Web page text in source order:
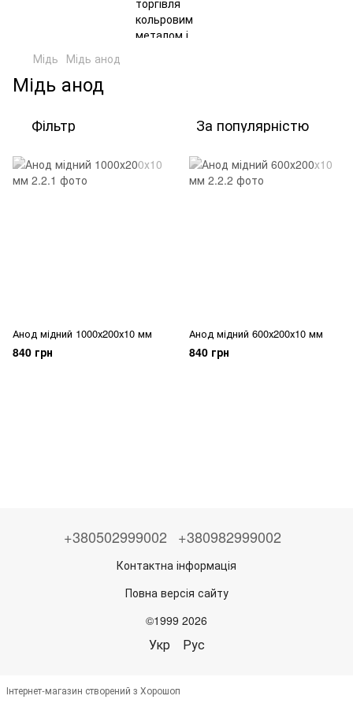
Мідь Мідь анод
Мідь анод
Фільтр За популярністю
Анод мідний 1000х200х10 мм
840 грн
Анод мідний 600х200х10 мм
840 грн
+380502999002 +380982999002
Контактна інформація
Повна версія сайту
©1999 2026
Укр Рус
Інтернет-магазин створений з Хорошоп